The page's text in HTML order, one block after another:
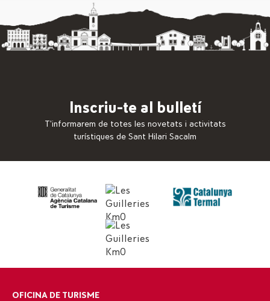
Inscriu-te al bulletí
T’informarem de totes les novetats i activitats
turístiques de Sant Hilari Sacalm
OFICINA DE TURISME